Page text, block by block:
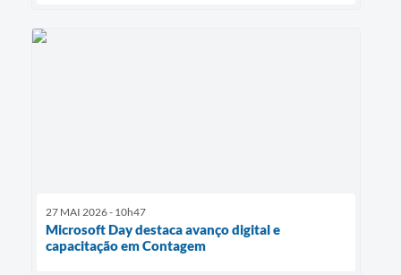
27 MAI 2026 - 10h47
Microsoft Day destaca avanço digital e
capacitação em Contagem